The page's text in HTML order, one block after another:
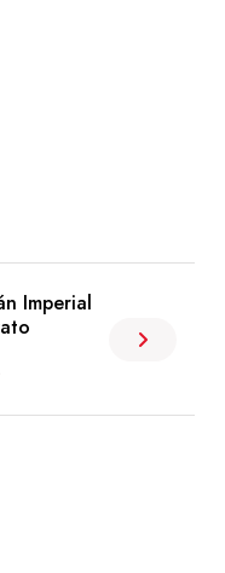
Imperial